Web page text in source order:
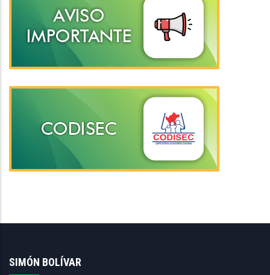
SIMÓN BOLÍVAR